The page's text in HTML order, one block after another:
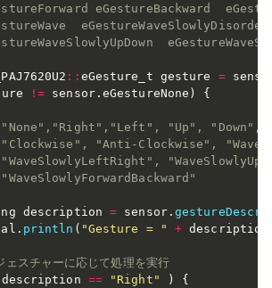
eGestureBackward
:: eGesture_t gesture =
!= sensor. eGestureNone )
{
"Up", "Down",
"Anti-Clockwise",
description
= sensor.
. println ( "Gesture = " + description
スチャーに応じて処理を実行
description == "Right" )
{